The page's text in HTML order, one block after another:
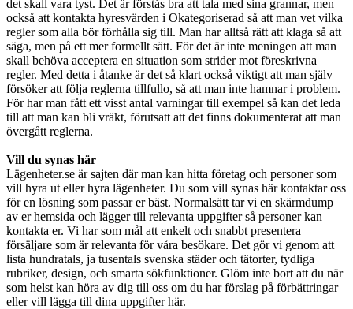
det skall vara tyst. Det är förstås bra att tala med sina grannar, men
också att kontakta hyresvärden i Okategoriserad så att man vet vilka
regler som alla bör förhålla sig till. Man har alltså rätt att klaga så att
säga, men på ett mer formellt sätt. För det är inte meningen att man
skall behöva acceptera en situation som strider mot föreskrivna
regler. Med detta i åtanke är det så klart också viktigt att man själv
försöker att följa reglerna tillfullo, så att man inte hamnar i problem.
För har man fått ett visst antal varningar till exempel så kan det leda
till att man kan bli vräkt, förutsatt att det finns dokumenterat att man
övergått reglerna.
Vill du synas här
Lägenheter.se är sajten där man kan hitta företag och personer som
vill hyra ut eller hyra lägenheter. Du som vill synas här kontaktar oss
för en lösning som passar er bäst. Normalsätt tar vi en skärmdump
av er hemsida och lägger till relevanta uppgifter så personer kan
kontakta er. Vi har som mål att enkelt och snabbt presentera
försäljare som är relevanta för våra besökare. Det gör vi genom att
lista hundratals, ja tusentals svenska städer och tätorter, tydliga
rubriker, design, och smarta sökfunktioner. Glöm inte bort att du när
som helst kan höra av dig till oss om du har förslag på förbättringar
eller vill lägga till dina uppgifter här.